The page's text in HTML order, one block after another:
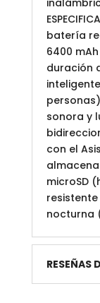
batería
6400 mAh
duración
sonora y
con el
microSD
nocturna
RESEÑAS